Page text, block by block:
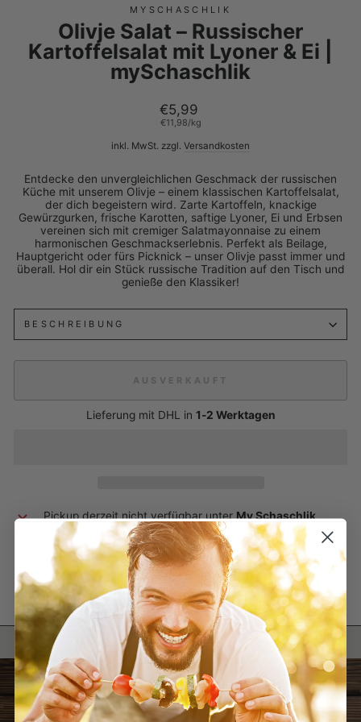
MYSCHASCHLIK
Olivje Salat – Russischer
Kartoffelsalat mit Lyoner & Ei |
mySchaschlik
Normaler
Preis
€5,99
€11,98/kg
inkl. MwSt. zzgl. Versandkosten
Entdecke den unvergleichlichen Geschmack der russischen
Küche mit unserem Olivje – einem klassischen Kartoffelsalat,
der dich begeistern wird. Zarte Kartoffeln, knackige
Gewürzgurken, frische Karotten, saftige Lyoner, Ei und Erbsen
vereinen sich mit cremiger Salatmayonnaise zu einem
harmonischen Geschmackserlebnis. Perfekt als Beilage,
Hauptgericht oder fürs Picknick – unser Olivje passt immer und
überall. Hol dir ein Stück russische Tradition auf den Tisch und
genieße den Klassiker!
BESCHREIBUNG
AUSVERKAUFT
Lieferung mit DHL in 1-2 Werktagen
Pickup derzeit nicht verfügbar unterMy Schaschlik
Teilen
Auf
Facebook
teilen
Teilen
Auf
X
twittern
Pinnen
Auf
Pinterest
pinnen